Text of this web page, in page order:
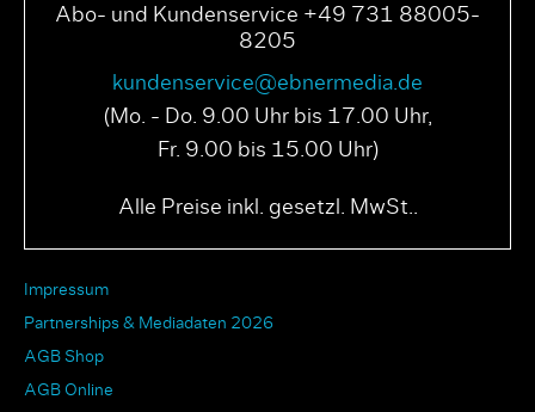
Abo- und Kundenservice +49 731 88005-
8205
kundenservice@ebnermedia.de
(Mo. - Do. 9.00 Uhr bis 17.00 Uhr,
Fr. 9.00 bis 15.00 Uhr)
Alle Preise inkl. gesetzl. MwSt..
Impressum
Partnerships & Mediadaten 2026
AGB Shop
AGB Online